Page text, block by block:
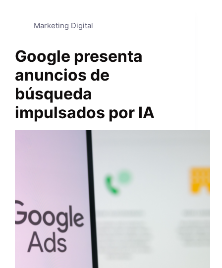
Marketing Digital
Google presenta
anuncios de
búsqueda
impulsados ​​por IA